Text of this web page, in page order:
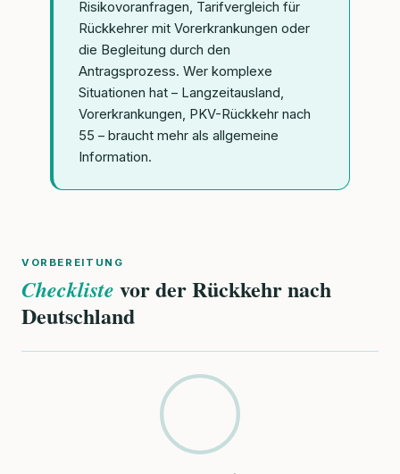
Risikovoranfragen, Tarifvergleich für
Rückkehrer mit Vorerkrankungen oder
die Begleitung durch den
Antragsprozess. Wer komplexe
Situationen hat – Langzeitausland,
Vorerkrankungen, PKV-Rückkehr nach
55 – braucht mehr als allgemeine
Information.
VORBEREITUNG
Checkliste vor der Rückkehr nach
Deutschland